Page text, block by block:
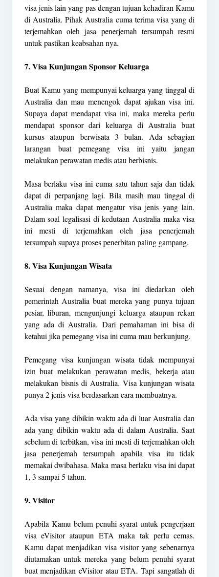
visa jenis lain yang pas dengan tujuan kehadiran Kamu
di Australia. Pihak Australia cuma terima visa yang di
terjemahkan oleh jasa penerjemah tersumpah resmi
untuk pastikan keabsahan nya.
7. Visa Kunjungan Sponsor Keluarga
Buat Kamu yang mempunyai keluarga yang tinggal di
Australia dan mau menengok dapat ajukan visa ini.
Supaya dapat mendapat visa ini, maka mereka perlu
mendapat sponsor dari keluarga di Australia buat
kursus ataupun berwisata 3 bulan. Ada sebagian
larangan buat pemegang visa ini yaitu jangan
melakukan perawatan medis atau berbisnis.
Masa berlaku visa ini cuma satu tahun saja dan tidak
dapat di perpanjang lagi. Bila masih mau tinggal di
Australia maka dapat mengatur visa jenis yang lain.
Dalam soal legalisasi di kedutaan Australia maka visa
ini mesti di terjemahkan oleh jasa penerjemah
tersumpah supaya proses penerbitan paling gampang.
8. Visa Kunjungan Wisata
Sesuai dengan namanya, visa ini diedarkan oleh
pemerintah Australia buat mereka yang punya tujuan
pesiar, liburan, mengunjungi keluarga ataupun rekan
yang ada di Australia. Dari pemahaman ini bisa di
ketahui jika pemegang visa ini cuma mau berkunjung.
Pemegang visa kunjungan wisata tidak mempunyai
izin buat melakukan perawatan medis, bekerja atau
melakukan bisnis di Australia. Visa kunjungan wisata
punya 2 jenis visa berdasarkan cara membuatnya.
Ada visa yang dibikin waktu ada di luar Australia dan
ada yang dibikin waktu ada di dalam Australia. Saat
sebelum di terbitkan, visa ini mesti di terjemahkan oleh
jasa penerjemah tersumpah apabila visa itu tidak
memakai dwibahasa. Maka masa berlaku visa ini dapat
1, 3 sampai 5 tahun.
9. Visitor
Apabila Kamu belum penuhi syarat untuk pengerjaan
visa eVisitor ataupun ETA maka tak perlu cemas.
Kamu dapat menjadikan visa visitor yang sebenarnya
diutamakan untuk mereka yang belum penuhi syarat
buat menjadikan eVisitor atau ETA. Tapi sangatlah di